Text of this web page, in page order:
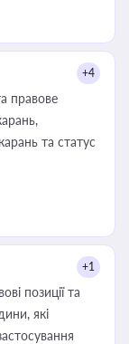
+4
правове
та статус
+1
позиції та
які